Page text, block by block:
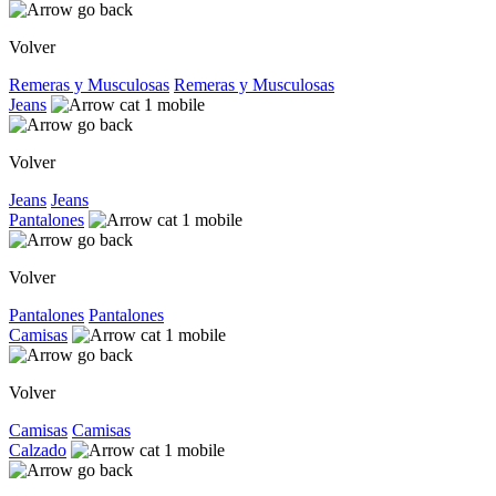
Volver
Remeras y Musculosas Remeras y Musculosas
Jeans
Volver
Jeans Jeans
Pantalones
Volver
Pantalones Pantalones
Camisas
Volver
Camisas Camisas
Calzado